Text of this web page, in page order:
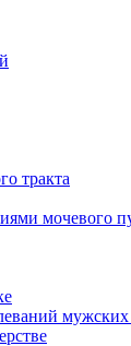
тракта
мочевого